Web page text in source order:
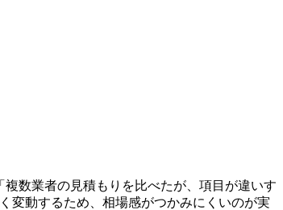
数業者の見積もりを比べたが、項目が違いす
変動するため、相場感がつかみにくいのが実